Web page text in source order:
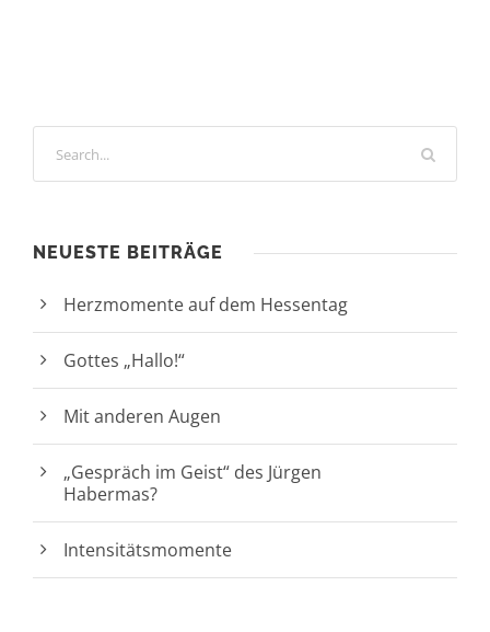
NEUESTE BEITRÄGE
Herzmomente auf dem Hessentag
Gottes „Hallo!“
Mit anderen Augen
„Gespräch im Geist“ des Jürgen
Habermas?
Intensitätsmomente